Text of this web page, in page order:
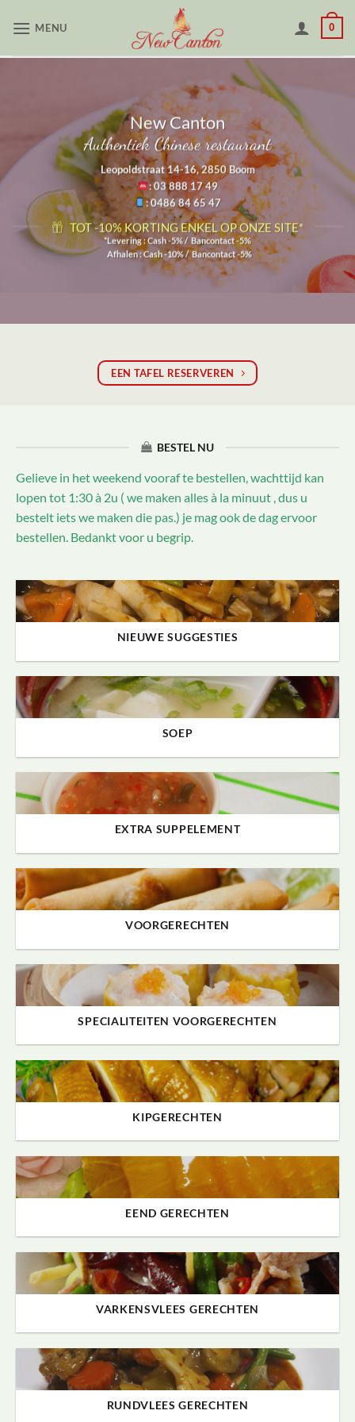
MENU 0
New Canton
Authentiek Chinese restaurant
Leopoldstraat 14-16, 2850 Boom
: 03 888 17 49
: 0486 84 65 47
TOT -10% KORTING ENKEL OP ONZE SITE*
*Levering : Cash -5% / Bancontact -5%
Afhalen : Cash -10% / Bancontact -5%
EEN TAFEL RESERVEREN
BESTEL NU
Gelieve in het weekend vooraf te bestellen, wachttijd kan
lopen tot 1:30 à 2u ( we maken alles à la minuut , dus u
bestelt iets we maken die pas.) je mag ook de dag ervoor
bestellen. Bedankt voor u begrip.
NIEUWE SUGGESTIES
SOEP
EXTRA SUPPELEMENT
VOORGERECHTEN
SPECIALITEITEN VOORGERECHTEN
KIPGERECHTEN
EEND GERECHTEN
VARKENSVLEES GERECHTEN
RUNDVLEES GERECHTEN